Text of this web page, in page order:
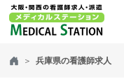
兵庫県の看護師求人